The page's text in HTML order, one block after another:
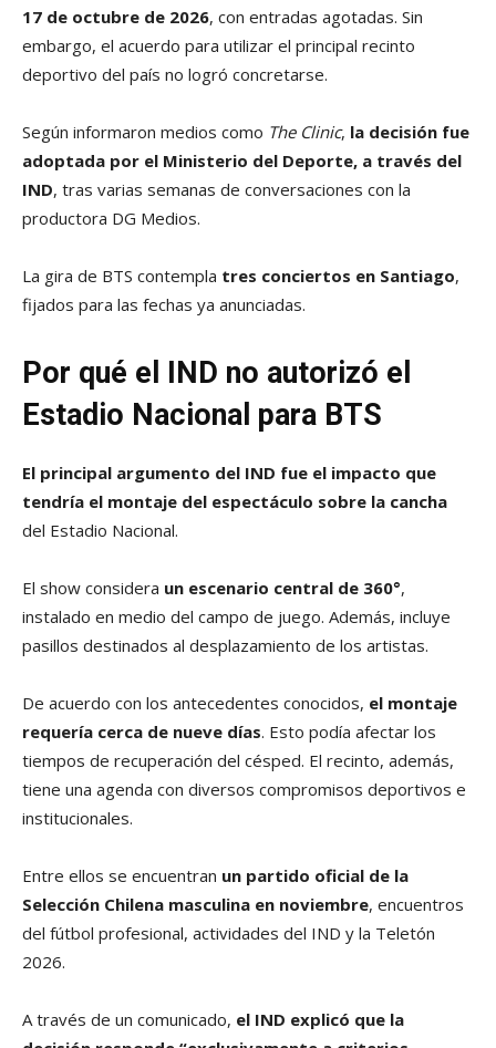
17 de octubre de 2026, con entradas agotadas. Sin
embargo, el acuerdo para utilizar el principal recinto
deportivo del país no logró concretarse.
Según informaron medios como The Clinic, la decisión fue
adoptada por el Ministerio del Deporte, a través del
IND, tras varias semanas de conversaciones con la
productora DG Medios.
La gira de BTS contempla tres conciertos en Santiago,
fijados para las fechas ya anunciadas.
Por qué el IND no autorizó el
Estadio Nacional para BTS
El principal argumento del IND fue el impacto que
tendría el montaje del espectáculo sobre la cancha
del Estadio Nacional.
El show considera un escenario central de 360°,
instalado en medio del campo de juego. Además, incluye
pasillos destinados al desplazamiento de los artistas.
De acuerdo con los antecedentes conocidos, el montaje
requería cerca de nueve días. Esto podía afectar los
tiempos de recuperación del césped. El recinto, además,
tiene una agenda con diversos compromisos deportivos e
institucionales.
Entre ellos se encuentran un partido oficial de la
Selección Chilena masculina en noviembre, encuentros
del fútbol profesional, actividades del IND y la Teletón
2026.
A través de un comunicado, el IND explicó que la